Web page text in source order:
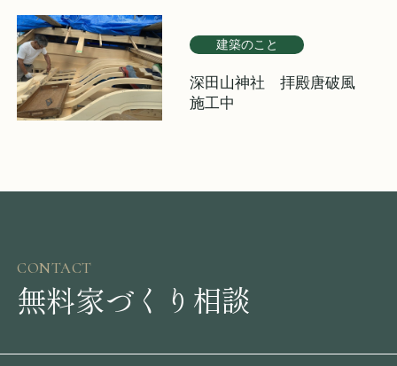
建築のこと
深田山神社 拝殿唐破風
施工中
CONTACT
無料家づくり相談